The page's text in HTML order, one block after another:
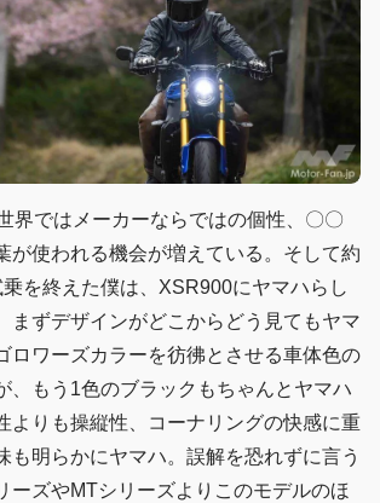
界ではメーカーならではの個性、〇〇
が使われる機会が増えている。そして約
を終えた僕は、XSR900にヤマハらし
まずデザインがどこからどう見てもヤマ
ロワーズカラーを彷彿とさせる車体色の
、もう1色のブラックもちゃんとヤマハ
よりも操縦性、コーナリングの快感に重
も明らかにヤマハ。誤解を恐れずに言う
ーズやMTシリーズよりこのモデルのほ